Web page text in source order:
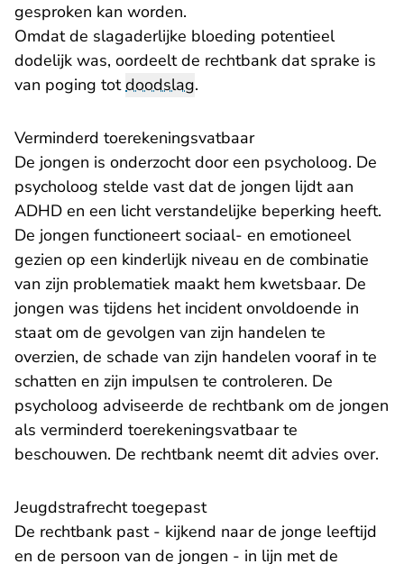
gesproken kan worden.
Omdat de slagaderlijke bloeding potentieel
dodelijk was, oordeelt de rechtbank dat sprake is
van poging totdoodslag.
Verminderd toerekeningsvatbaar
De jongen is onderzocht door een psycholoog. De
psycholoog stelde vast dat de jongen lijdt aan
ADHD en een licht verstandelijke beperking heeft.
De jongen functioneert sociaal- en emotioneel
gezien op een kinderlijk niveau en de combinatie
van zijn problematiek maakt hem kwetsbaar. De
jongen was tijdens het incident onvoldoende in
staat om de gevolgen van zijn handelen te
overzien, de schade van zijn handelen vooraf in te
schatten en zijn impulsen te controleren. De
psycholoog adviseerde de rechtbank om de jongen
als verminderd toerekeningsvatbaar te
beschouwen. De rechtbank neemt dit advies over.
Jeugdstrafrecht toegepast
De rechtbank past - kijkend naar de jonge leeftijd
en de persoon van de jongen - in lijn met de